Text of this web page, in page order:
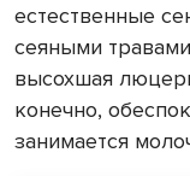
естественные
сеяными
высохшая
конечно,
занимается